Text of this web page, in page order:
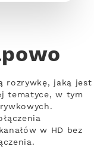
rozrywkę, jaką jest
tematyce, w tym
w HD bez